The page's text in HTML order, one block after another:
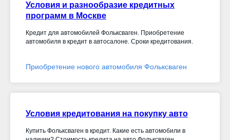
Условия и разнообразие кредитных
программ в Москве
Кредит для автомобилей Фольксваген. Приобретение
автомобиля в кредит в автосалоне. Сроки кредитования.
Приобретение нового автомобиля Фольксваген
Условия кредитования на покупку авто
Купить Фольксваген в кредит. Какие есть автомобили в